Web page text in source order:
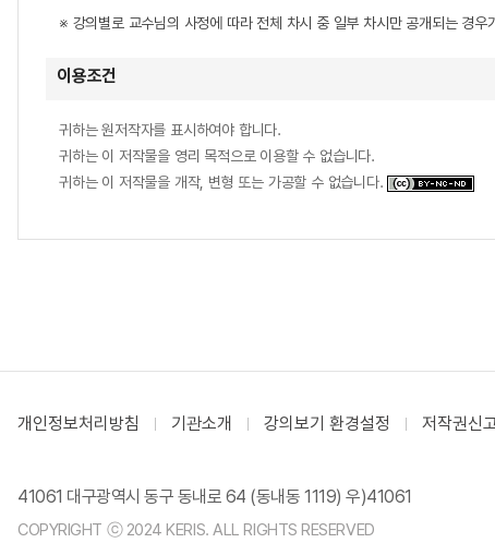
※ 강의별로 교수님의 사정에 따라 전체 차시 중 일부 차시만 공개되는 경우
이용조건
귀하는 원저작자를 표시하여야 합니다.
귀하는 이 저작물을 영리 목적으로 이용할 수 없습니다.
귀하는 이 저작물을 개작, 변형 또는 가공할 수 없습니다.
개인정보처리방침 기관소개 강의보기 환경설정 저작권신
41061 대구광역시 동구 동내로 64 (동내동 1119) 우)41061
COPYRIGHT ⓒ 2024 KERIS. ALL RIGHTS RESERVED